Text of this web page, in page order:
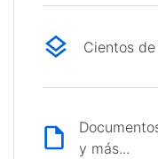
Cientos
y más...